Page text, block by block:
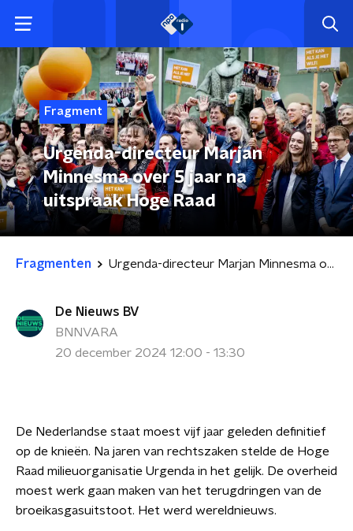
Fragment
Urgenda-directeur Marjan
Minnesma over 5 jaar na
uitspraak Hoge Raad
Fragmenten Urgenda-directeur Marjan Minnesma over 5 jaar na uitspraak Hoge Raad
De Nieuws BV
BNNVARA
20 december 2024 12:00 - 13:30
De Nederlandse staat moest vijf jaar geleden definitief
op de knieën. Na jaren van rechtszaken stelde de Hoge
Raad milieuorganisatie Urgenda in het gelijk. De overheid
moest werk gaan maken van het terugdringen van de
broeikasgasuitstoot. Het werd wereldnieuws.